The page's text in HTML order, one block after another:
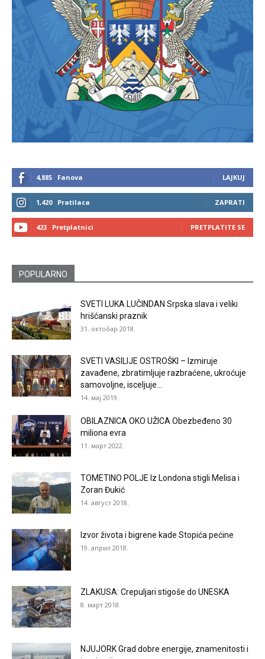
4,885 Fanova LAJKUJ
1,420 Pratilaca ZAPRATI
423 Pretplatnici PRETPLATITE SE
POPULARNO
SVETI LUKA LUČINDAN Srpska slava i veliki
hrišćanski praznik
31. октобар 2018.
SVETI VASILIJE OSTROŠKI – Izmiruje
zavađene, zbratimljuje razbraćene, ukroćuje
samovoljne, isceljuje...
14. мај 2019.
OBILAZNICA OKO UŽICA Obezbeđeno 30
miliona evra
11. март 2022.
TOMETINO POLJE Iz Londona stigli Melisa i
Zoran Đukić
14. август 2018.
Izvor života i bigrene kade Stopića pećine
19. април 2018.
ZLAKUSA: Crepuljari stigoše do UNESKA
8. март 2018.
NJUJORK Grad dobre energije, znamenitosti i